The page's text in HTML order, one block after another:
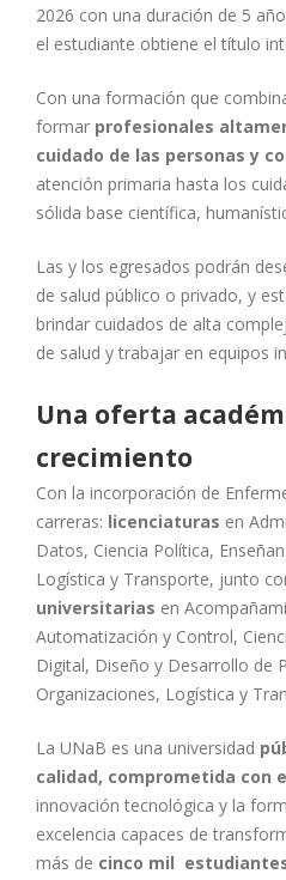
2026 con una duración de 5
el estudiante obtiene el título
Con una formación que
formar profesionales
cuidado de las personas y
atención primaria hasta los
sólida base científica,
Las y los egresados podrán
de salud público o privado, y
brindar cuidados de alta
de salud y trabajar en equipos
Una oferta
crecimiento
Con la incorporación de
carreras: licenciaturas en
Datos, Ciencia Política,
Logística y Transporte, junto
universitarias en
Automatización y Control,
Digital, Diseño y Desarrollo de
Organizaciones, Logística y
La UNaB es una universidad
calidad, comprometida con
innovación tecnológica y la
excelencia capaces de
más de cinco mil